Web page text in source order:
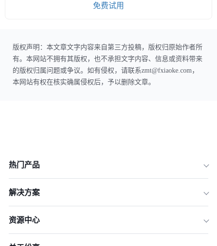
免费试用
版权声明：本文章文字内容来自第三方投稿，版权归原始作者所
有。本网站不拥有其版权，也不承担文字内容、信息或资料带来
的版权归属问题或争议。如有侵权，请联系zmt@fxiaoke.com，
本网站有权在核实确属侵权后，予以删除文章。
热门产品
解决方案
资源中心